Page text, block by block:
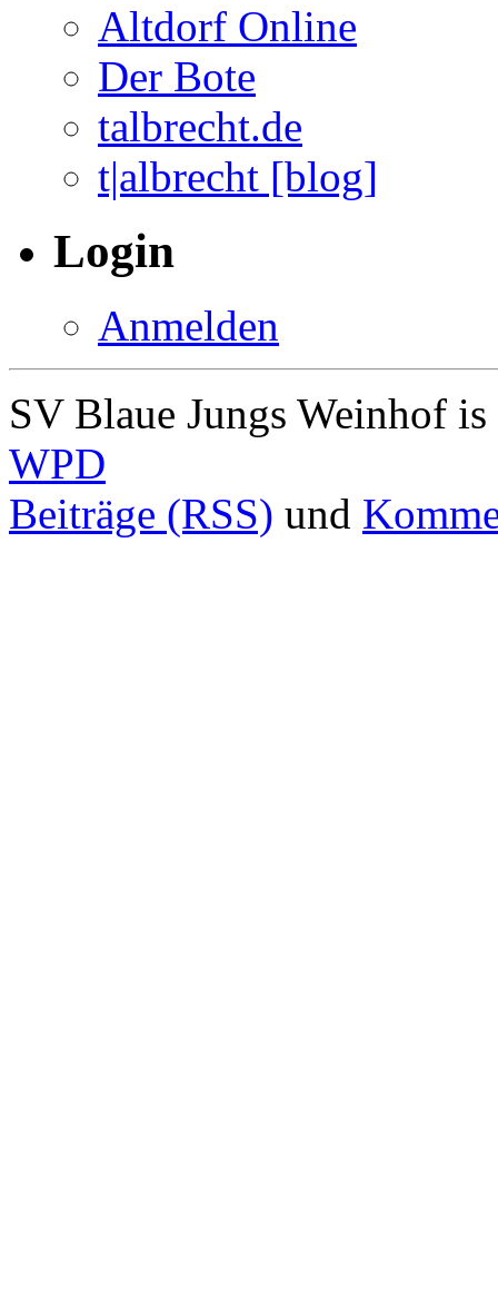
Altdorf Online
Der Bote
talbrecht.de
t|albrecht [blog]
Login
Anmelden
SV Blaue Jungs Weinhof
WPD
Beiträge (RSS) und